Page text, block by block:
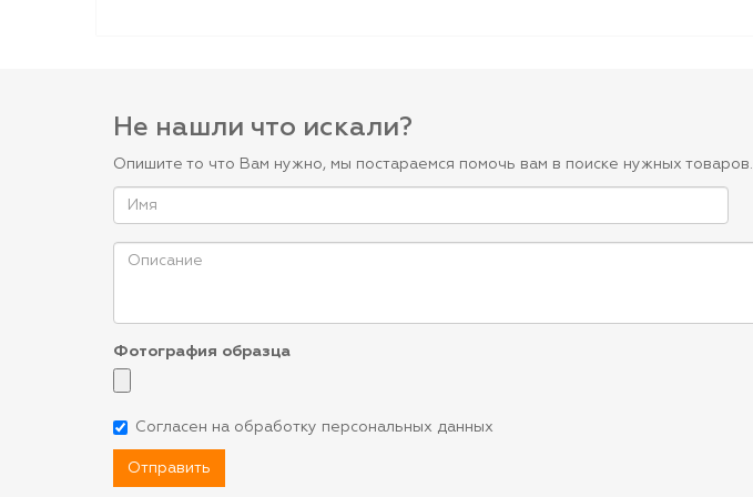
Не нашли что искали?
Опишите то что Вам нужно, мы постараемся помочь вам в поиске нужных товаров.
Фотография образца
Согласен на обработку персональных данных
Отправить